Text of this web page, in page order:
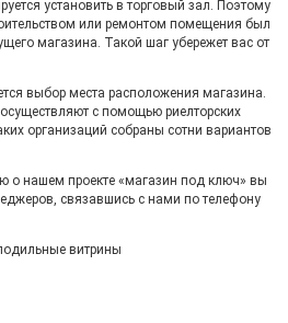
установить в торговый зал. Поэтому
или ремонтом помещения был
магазина. Такой шаг убережет вас от
выбор места расположения магазина.
с помощью риелторских
организаций собраны сотни вариантов
о нашем проекте «магазин под ключ» вы
связавшись с нами по телефону